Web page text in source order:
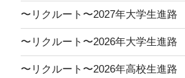
〜リクルート〜2027年大学生進路
〜リクルート〜2026年大学生進路
〜リクルート〜2026年高校生進路